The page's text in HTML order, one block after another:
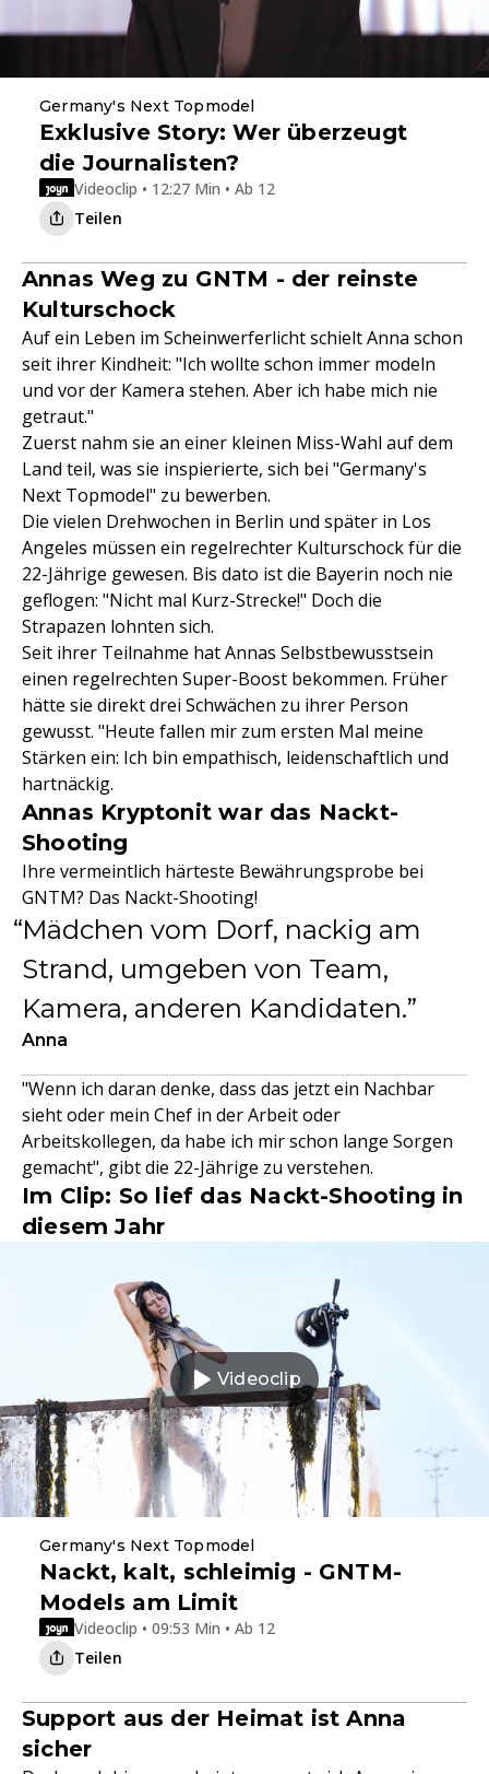
Germany's Next Topmodel
Exklusive Story: Wer überzeugt
die Journalisten?
Videoclip • 12:27 Min • Ab 12
Teilen
Annas Weg zu GNTM - der reinste
Kulturschock
Auf ein Leben im Scheinwerferlicht schielt Anna schon
seit ihrer Kindheit: "Ich wollte schon immer modeln
und vor der Kamera stehen. Aber ich habe mich nie
getraut."
Zuerst nahm sie an einer kleinen Miss-Wahl auf dem
Land teil, was sie inspierierte, sich bei "Germany's
Next Topmodel" zu bewerben.
Die vielen Drehwochen in Berlin und später in Los
Angeles müssen ein regelrechter Kulturschock für die
22-Jährige gewesen. Bis dato ist die Bayerin noch nie
geflogen: "Nicht mal Kurz-Strecke!" Doch die
Strapazen lohnten sich.
Seit ihrer Teilnahme hat Annas Selbstbewusstsein
einen regelrechten Super-Boost bekommen. Früher
hätte sie direkt drei Schwächen zu ihrer Person
gewusst. "Heute fallen mir zum ersten Mal meine
Stärken ein: Ich bin empathisch, leidenschaftlich und
hartnäckig.
Annas Kryptonit war das Nackt-
Shooting
Ihre vermeintlich härteste Bewährungsprobe bei
GNTM? Das Nackt-Shooting!
Mädchen vom Dorf, nackig am
Strand, umgeben von Team,
Kamera, anderen Kandidaten.
Anna
"Wenn ich daran denke, dass das jetzt ein Nachbar
sieht oder mein Chef in der Arbeit oder
Arbeitskollegen, da habe ich mir schon lange Sorgen
gemacht", gibt die 22-Jährige zu verstehen.
Im Clip: So lief das Nackt-Shooting in
diesem Jahr
Videoclip
Germany's Next Topmodel
Nackt, kalt, schleimig - GNTM-
Models am Limit
Videoclip • 09:53 Min • Ab 12
Teilen
Support aus der Heimat ist Anna
sicher